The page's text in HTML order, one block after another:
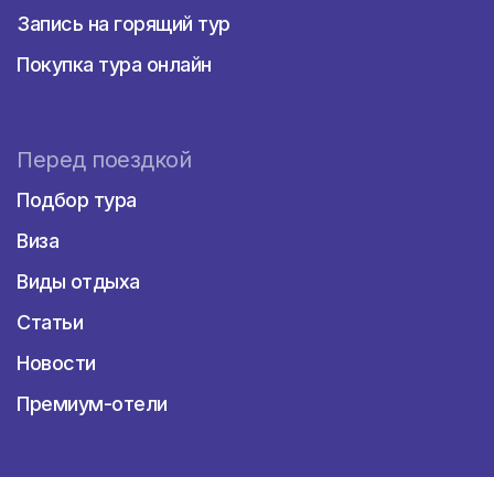
Запись на горящий тур
Покупка тура онлайн
Перед поездкой
Подбор тура
Виза
Виды отдыха
Статьи
Новости
Премиум-отели